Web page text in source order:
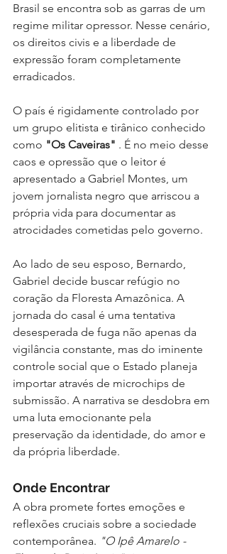
Brasil se encontra sob as garras de um
regime militar opressor. Nesse cenário,
os direitos civis e a liberdade de
expressão foram completamente
erradicados.
O país é rigidamente controlado por
um grupo elitista e tirânico conhecido
como "Os Caveiras" . É no meio desse
caos e opressão que o leitor é
apresentado a Gabriel Montes, um
jovem jornalista negro que arriscou a
própria vida para documentar as
atrocidades cometidas pelo governo.
Ao lado de seu esposo, Bernardo,
Gabriel decide buscar refúgio no
coração da Floresta Amazônica. A
jornada do casal é uma tentativa
desesperada de fuga não apenas da
vigilância constante, mas do iminente
controle social que o Estado planeja
importar através de microchips de
submissão. A narrativa se desdobra em
uma luta emocionante pela
preservação da identidade, do amor e
da própria liberdade.
Onde Encontrar
A obra promete fortes emoções e
reflexões cruciais sobre a sociedade
contemporânea. "O Ipê Amarelo -